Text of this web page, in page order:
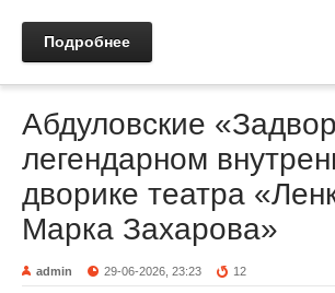
Подробнее
Абдуловские
легендарном
дворике театра
Марка Захарова»
admin 29-06-2026, 23:23 12